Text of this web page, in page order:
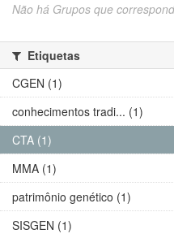
Não há Grupos que
Etiquetas
CGEN (1)
conhecimentos tradi... (1)
CTA (1)
MMA (1)
patrimônio genético (1)
SISGEN (1)